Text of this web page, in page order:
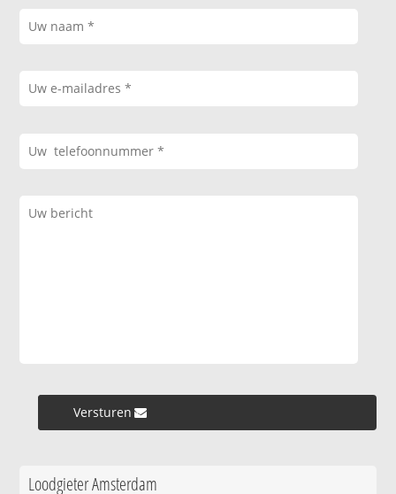
Versturen »
Loodgieter Amsterdam